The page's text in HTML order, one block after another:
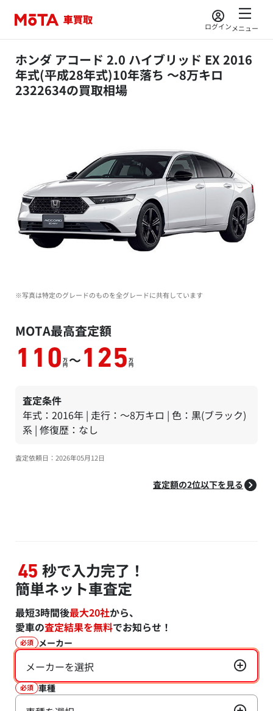
ログインメニュー
ホンダ アコード 2.0 ハイブリッド EX 2016
年式(平成28年式)10年落ち ～8万キロ
2322634の買取相場
※写真は特定のグレードのものを全グレードに共有しています
MOTA最高査定額
110 万
円 ～ 125 万
円
査定条件
年式：2016年 | 走行：～8万キロ | 色：黒(ブラック)
系 | 修復歴：なし
査定依頼日：2026年05月12日
査定額の2位以下を見る
45 秒で入力完了！
簡単ネット車査定
最短3時間後最大20社から、
愛車の査定結果を無料でお知らせ！
必須 メーカー
メーカーを選択
必須 車種